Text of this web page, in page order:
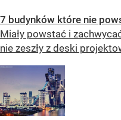
7 budynków które nie
Miały powstać i
nie zeszły z deski